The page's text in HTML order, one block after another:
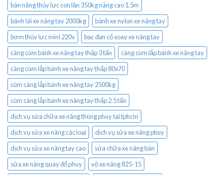
bàn nâng thủy lực con lăn 350kg nâng cao 1.5m
bánh lái xe nâng tay 2000kg
bánh xe nylon xe nâng tay
bơm thủy lực mini 220v
bạc đạn cổ xoay xe nâng tay
càng cùm bánh xe nâng tay thấp 3 tấn
càng cùm lắp bánh xe nâng tay
càng cùm lắp bánh xe nâng tay thấp 80x70
cùm càng lắp bánh xe nâng tay 2500kg
cùm càng lắp bánh xe nâng tay thấp 2.5 tấn
dịch vụ sửa chữa xe nâng thùng phuy tại tphcm
dịch vụ sửa xe nâng các loại
dịch vụ sửa xe nâng phuy
dịch vụ sửa xe nâng tay cao
sửa chữa xe nâng bàn
sửa xe nâng quay đổ phuy
vỏ xe nâng 825-15